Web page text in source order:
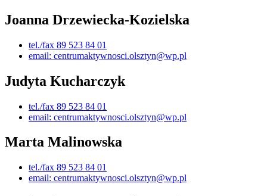
Joanna Drzewiecka-Kozielska
tel./fax 89 523 84 01
email: centrumaktywnosci.olsztyn@wp.pl
Judyta Kucharczyk
tel./fax 89 523 84 01
email: centrumaktywnosci.olsztyn@wp.pl
Marta Malinowska
tel./fax 89 523 84 01
email: centrumaktywnosci.olsztyn@wp.pl